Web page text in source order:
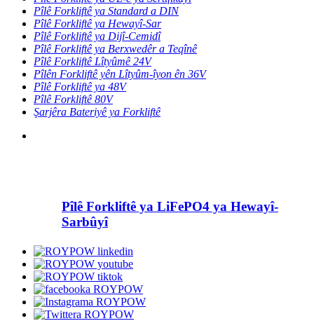
Pîlê Forkliftê ya Standard a DIN
Pîlê Forkliftê ya Hewayî-Sar
Pîlê Forkliftê ya Dijî-Cemidî
Pîlê Forkliftê ya Berxwedêr a Teqînê
Pîlê Forkliftê Lîtyûmê 24V
Pîlên Forkliftê yên Lîtyûm-îyon ên 36V
Pîlê Forkliftê ya 48V
Pîlê Forkliftê 80V
Şarjêra Bateriyê ya Forkliftê
Pîlê Forkliftê ya LiFePO4 ya Hewayî-
Sarbûyî